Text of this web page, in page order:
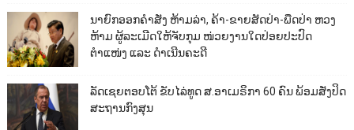
ນາຍົກອອກຄຳສັ່ງ ຫ້າມລ່າ, ຄ້າ-ຂາຍສັດປ່າ-ພືດປ່າ ຫວງ
ຫ້າມ ຜູ້ລະເມີດໃຫ້ຈັບກຸມ ໜ່ວຍງານໃດປ່ອຍປະປົດ
ຕຳແໜ່ງ ແລະ ດຳເນີນຄະດີ
ລັດເຊຍຕອບໂຕ້ ຂັບໄລ່ທູດ ສ.ອາເມຣິກາ 60 ຄົນ ພ້ອມສັ່ງປິດ
ສະຖານກົງສຸນ